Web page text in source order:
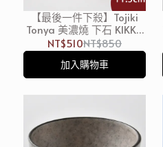
【最後一件下殺】Tojiki
Tonya 美濃燒 下石 KIKKA
日式飯碗 11.5cm
NT$510NT$850
加入購物車